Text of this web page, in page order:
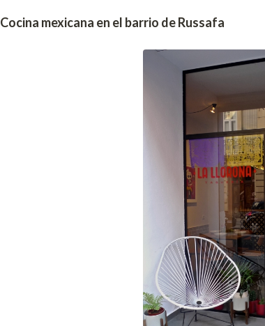
Cocina mexicana en el barrio de Russafa